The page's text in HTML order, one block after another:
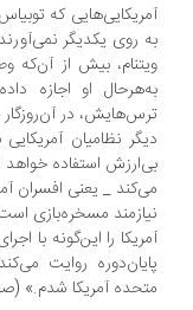
که توبیاس
روی یکدیگر نمی‌آورند که
بیش از آن‌که
او اجازه داده
در آن‌روزگار جوانی
نظامیان آمریکایی
استفاده خواهد شد.
_ یعنی افسران
مسخره‌بازی است. او
را این‌گونه با اجرای
روایت می‌کند:
آمریکا شدم.» (صفحه ۷۰)